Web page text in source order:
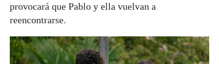
provocará que Pablo y ella vuelvan a
reencontrarse.